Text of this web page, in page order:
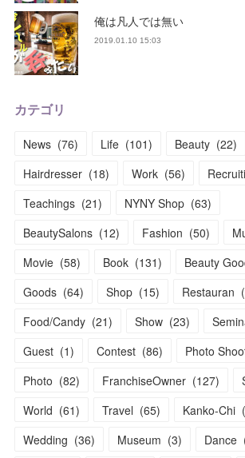
俺は凡人では無い
2019.01.10 15:03
カテゴリ
News (76) Life (101) Beauty (22)
Hairdresser (18) Work (56)
Teachings (21) NYNY Shop (63)
BeautySalons (12) Fashion (50)
Movie (58) Book (131) Beauty
Goods (64) Shop (15) Restauran (
Food/Candy (21) Show (23)
Guest (1) Contest (86) Photo
Photo (82) FranchiseOwner (127)
World (61) Travel (65) Kanko-Chi
Wedding (36) Museum (3) Dance